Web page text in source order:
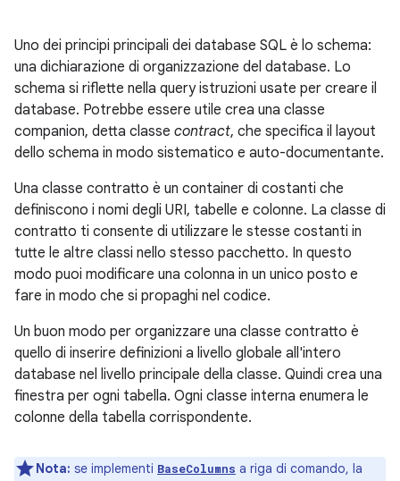
Uno dei principi principali dei database SQL è lo schema:
una dichiarazione di organizzazione del database. Lo
schema si riflette nella query istruzioni usate per creare il
database. Potrebbe essere utile crea una classe
companion, detta classe contract, che specifica il layout
dello schema in modo sistematico e auto-documentante.
Una classe contratto è un container di costanti che
definiscono i nomi degli URI, tabelle e colonne. La classe di
contratto ti consente di utilizzare le stesse costanti in
tutte le altre classi nello stesso pacchetto. In questo
modo puoi modificare una colonna in un unico posto e
fare in modo che si propaghi nel codice.
Un buon modo per organizzare una classe contratto è
quello di inserire definizioni a livello globale all'intero
database nel livello principale della classe. Quindi crea una
finestra per ogni tabella. Ogni classe interna enumera le
colonne della tabella corrispondente.
Nota: se implementi BaseColumns a riga di comando, la